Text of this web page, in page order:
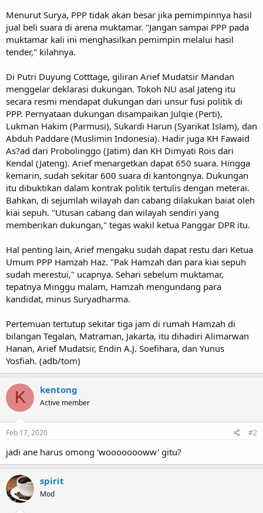
Menurut Surya, PPP tidak akan besar jika pemimpinnya hasil
jual beli suara di arena muktamar. "Jangan sampai PPP pada
muktamar kali ini menghasilkan pemimpin melalui hasil
tender," kilahnya.
Di Putri Duyung Cotttage, giliran Arief Mudatsir Mandan
menggelar deklarasi dukungan. Tokoh NU asal Jateng itu
secara resmi mendapat dukungan dari unsur fusi politik di
PPP. Pernyataan dukungan disampaikan Julqie (Perti),
Lukman Hakim (Parmusi), Sukardi Harun (Syarikat Islam), dan
Abduh Paddare (Muslimin Indonesia). Hadir juga KH Fawaid
As?ad dari Probolinggo (Jatim) dan KH Dimyati Rois dari
Kendal (Jateng). Arief menargetkan dapat 650 suara. Hingga
kemarin, sudah sekitar 600 suara di kantongnya. Dukungan
itu dibuktikan dalam kontrak politik tertulis dengan meterai.
Bahkan, di sejumlah wilayah dan cabang dilakukan baiat oleh
kiai sepuh. "Utusan cabang dan wilayah sendiri yang
memberikan dukungan," tegas wakil ketua Panggar DPR itu.
Hal penting lain, Arief mengaku sudah dapat restu dari Ketua
Umum PPP Hamzah Haz. "Pak Hamzah dan para kiai sepuh
sudah merestui," ucapnya. Sehari sebelum muktamar,
tepatnya Minggu malam, Hamzah mengundang para
kandidat, minus Suryadharma.
Pertemuan tertutup sekitar tiga jam di rumah Hamzah di
bilangan Tegalan, Matraman, Jakarta, itu dihadiri Alimarwan
Hanan, Arief Mudatsir, Endin A.J. Soefihara, dan Yunus
Yosfiah. (adb/tom)
K kentong
Active member
Feb 17, 2020 #2
jadi ane harus omong 'woooooooww' gitu?
spirit
Mod